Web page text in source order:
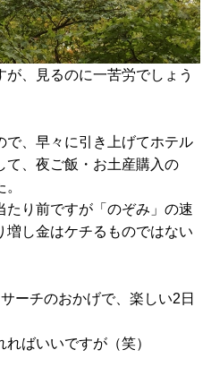
、見るのに一苦労でしょう
で、早々に引き上げてホテル
て、夜ご飯・お土産購入の
り前ですが「のぞみ」の速
増し金はケチるものではない
ーチのおかげで、楽しい2日
ばいいですが（笑）